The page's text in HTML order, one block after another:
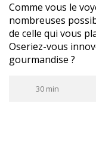
Comme vous le
nombreuses
de celle qui vous
Oseriez-vous
gourmandise ?
30 min